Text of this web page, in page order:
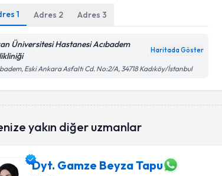
1 Adres 2 Adres3
Üniversitesi Hastanesi Acıbadem
Haritada Göster
Eski Ankara Asfaltı Cd. No:2/A, 34718 Kadıköy/İstanbul
yakın diğer uzmanlar
Dyt. Gamze Beyza Tapu